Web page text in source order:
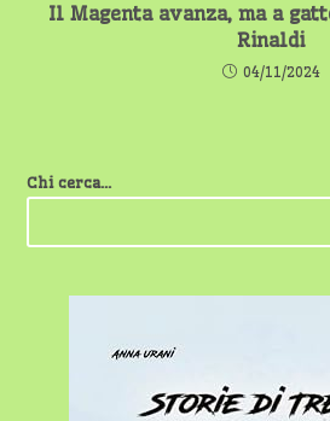
Il Magenta avanza, ma a
Rinaldi
04/11/2024
Chi cerca...